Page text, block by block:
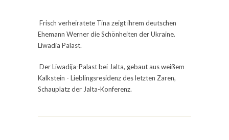
Frisch verheiratete Tina zeigt ihrem deutschen
Ehemann Werner die Schönheiten der Ukraine.
Liwadia Palast.
Der Liwadija-Palast bei Jalta, gebaut aus weißem
Kalkstein - Lieblingsresidenz des letzten Zaren,
Schauplatz der Jalta-Konferenz.